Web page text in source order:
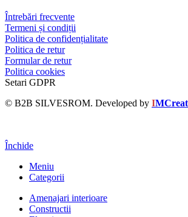
Întrebări frecvente
Termeni și condiții
Politica de confidențialitate
Politica de retur
Formular de retur
Politica cookies
Setari GDPR
© B2B SILVESROM. Developed by I
Închide
Meniu
Categorii
Amenajari interioare
Constructii